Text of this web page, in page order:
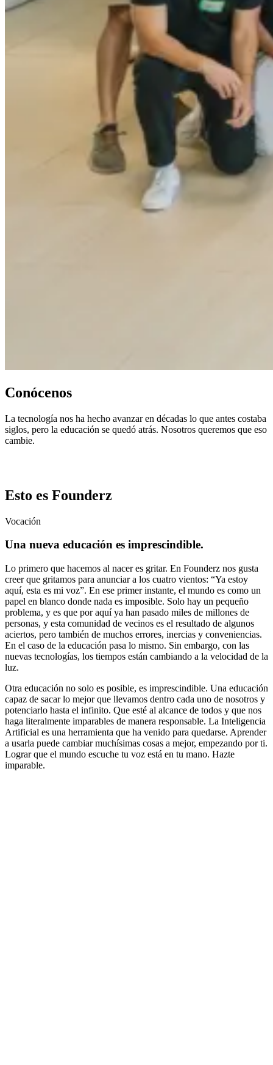
Conócenos
La tecnología nos ha hecho avanzar en décadas lo que antes costaba
siglos, pero la educación se quedó atrás. Nosotros queremos que eso
cambie.
Esto es Founderz
Vocación
Una nueva educación es imprescindible.
Lo primero que hacemos al nacer es gritar. En Founderz nos gusta
creer que gritamos para anunciar a los cuatro vientos: “Ya estoy
aquí, esta es mi voz”. En ese primer instante, el mundo es como un
papel en blanco donde nada es imposible. Solo hay un pequeño
problema, y es que por aquí ya han pasado miles de millones de
personas, y esta comunidad de vecinos es el resultado de algunos
aciertos, pero también de muchos errores, inercias y conveniencias.
En el caso de la educación pasa lo mismo. Sin embargo, con las
nuevas tecnologías, los tiempos están cambiando a la velocidad de la
luz.
Otra educación no solo es posible, es imprescindible. Una educación
capaz de sacar lo mejor que llevamos dentro cada uno de nosotros y
potenciarlo hasta el infinito. Que esté al alcance de todos y que nos
haga literalmente imparables de manera responsable. La Inteligencia
Artificial es una herramienta que ha venido para quedarse. Aprender
a usarla puede cambiar muchísimas cosas a mejor, empezando por ti.
Lograr que el mundo escuche tu voz está en tu mano. Hazte
imparable.